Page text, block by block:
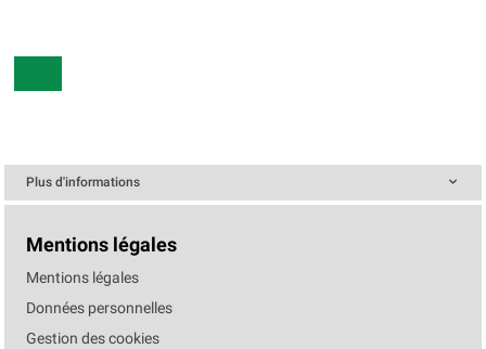
Plus d'informations
Mentions légales
Mentions légales
Données personnelles
Gestion des cookies